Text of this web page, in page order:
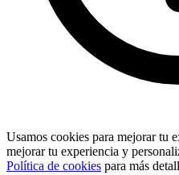
Usamos cookies para mejorar tu
mejorar tu experiencia y
Política de cookies para más